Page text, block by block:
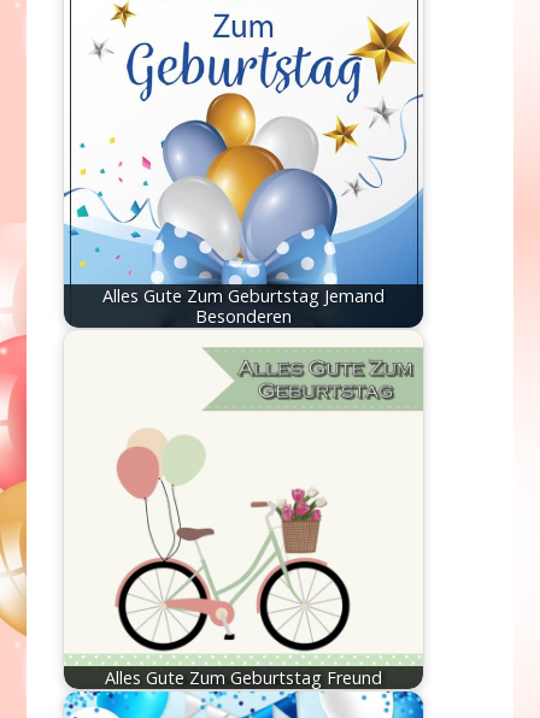
Alles Gute Zum Geburtstag Jemand
Besonderen
Alles Gute Zum Geburtstag Freund